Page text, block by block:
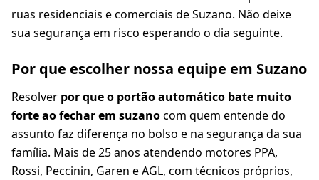
ruas residenciais e comerciais de Suzano. Não deixe
sua segurança em risco esperando o dia seguinte.
Por que escolher nossa equipe em Suzano
Resolver por que o portão automático bate muito
forte ao fechar em suzanocom quem entende do
assunto faz diferença no bolso e na segurança da sua
família. Mais de 25 anos atendendo motores PPA,
Rossi, Peccinin, Garen e AGL, com técnicos próprios,